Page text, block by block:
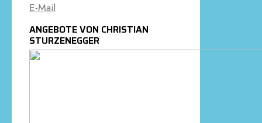
E-Mail
ANGEBOTE VON CHRISTIAN
STURZENEGGER